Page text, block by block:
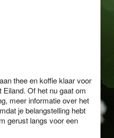
thee en koffie klaar voor
Of het nu gaat om
meer informatie over het
je belangstelling hebt
gerust langs voor een